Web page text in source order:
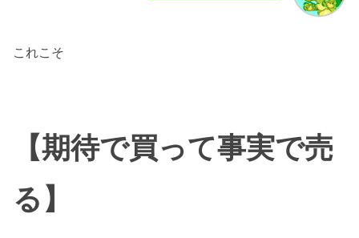
これこそ
【期待で買って事実で売
る】